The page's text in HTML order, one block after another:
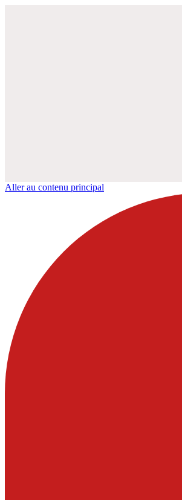
Aller au contenu principal